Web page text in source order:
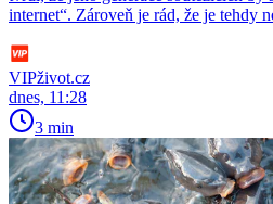
internet“. Zároveň je rád, že je tehdy
VIPživot.cz
dnes, 11:28
3 min